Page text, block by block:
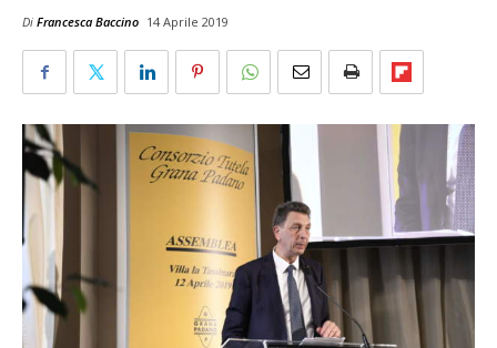
Di Francesca Baccino 14 Aprile 2019